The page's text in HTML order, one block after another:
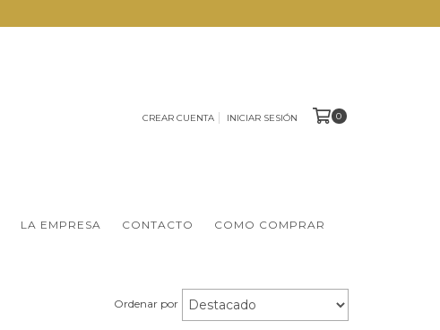
CREAR CUENTA INICIAR SESIÓN 0
LA EMPRESA CONTACTO COMO COMPRAR
Ordenar por